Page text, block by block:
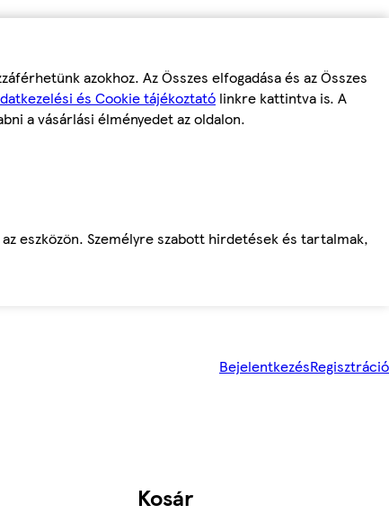
azokhoz. Az Összes elfogadása és az Összes
és Cookie tájékoztató linkre kattintva is. A
a vásárlási élményedet az oldalon.
eszközön. Személyre szabott hirdetések és tartalmak,
BejelentkezésRegisztráció
Kosár